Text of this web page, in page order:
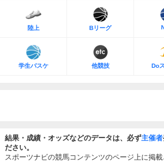
陸上 Bリーグ
学生バスケ 他競技 Do
結果・成績・オッズなどのデータは、必ず主催者
ださい。
スポーツナビの競馬コンテンツのページ上に掲